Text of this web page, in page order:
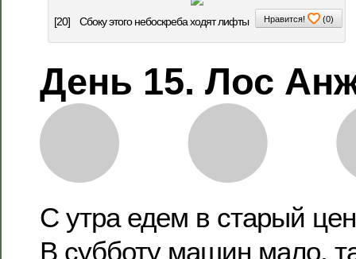
[20] Сбоку этого небоскреба ходят лифты Нравится! (0)
День 15. Лос
С утра едем в старый
В субботу машин мало,